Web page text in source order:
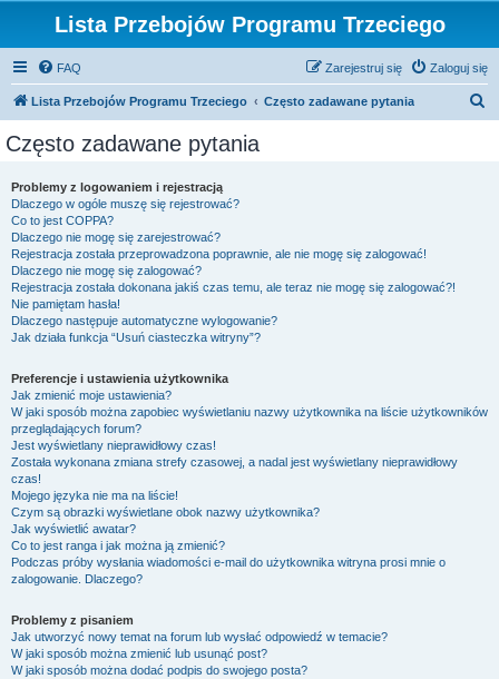
Lista Przebojów Programu Trzeciego
FAQ Zaloguj się
Zarejestruj się
Lista Przebojów Programu Trzeciego Często zadawane pytania
Często zadawane pytania
Problemy z logowaniem i rejestracją
Dlaczego w ogóle muszę się rejestrować?
Co to jest COPPA?
Dlaczego nie mogę się zarejestrować?
Rejestracja została przeprowadzona poprawnie, ale nie mogę się zalogować!
Dlaczego nie mogę się zalogować?
Rejestracja została dokonana jakiś czas temu, ale teraz nie mogę się zalogować?!
Nie pamiętam hasła!
Dlaczego następuje automatyczne wylogowanie?
Jak działa funkcja “Usuń ciasteczka witryny”?
Preferencje i ustawienia użytkownika
Jak zmienić moje ustawienia?
W jaki sposób można zapobiec wyświetlaniu nazwy użytkownika na liście użytkowników
przeglądających forum?
Jest wyświetlany nieprawidłowy czas!
Została wykonana zmiana strefy czasowej, a nadal jest wyświetlany nieprawidłowy
czas!
Mojego języka nie ma na liście!
Czym są obrazki wyświetlane obok nazwy użytkownika?
Jak wyświetlić awatar?
Co to jest ranga i jak można ją zmienić?
Podczas próby wysłania wiadomości e-mail do użytkownika witryna prosi mnie o
zalogowanie. Dlaczego?
Problemy z pisaniem
Jak utworzyć nowy temat na forum lub wysłać odpowiedź w temacie?
W jaki sposób można zmienić lub usunąć post?
W jaki sposób można dodać podpis do swojego posta?